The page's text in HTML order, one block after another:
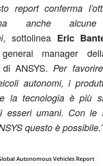
report conferma
anche alcune
, sottolinea Eric
manager
ANSYS. Per
autonomi, i
la tecnologia è più
esseri umani. Con le
questo è possibile.”
Autonomous Vehicles Report